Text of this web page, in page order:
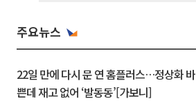
주요뉴스
22일 만에 다시 문 연 홈플러스…정상화 바
쁜데 재고 없어 ‘발동동’[가보니]